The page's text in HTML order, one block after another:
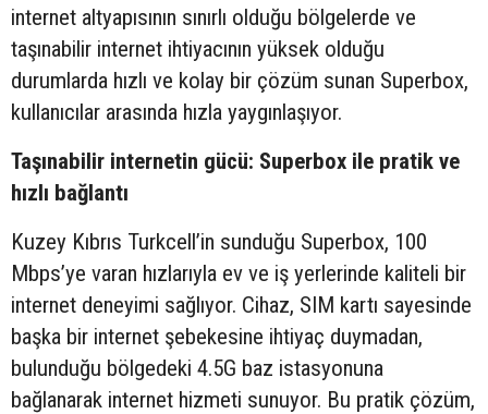
internet altyapısının sınırlı olduğu bölgelerde ve
taşınabilir internet ihtiyacının yüksek olduğu
durumlarda hızlı ve kolay bir çözüm sunan Superbox,
kullanıcılar arasında hızla yaygınlaşıyor.
Taşınabilir internetin gücü: Superbox ile pratik ve
hızlı bağlantı
Kuzey Kıbrıs Turkcell’in sunduğu Superbox, 100
Mbps’ye varan hızlarıyla ev ve iş yerlerinde kaliteli bir
internet deneyimi sağlıyor. Cihaz, SIM kartı sayesinde
başka bir internet şebekesine ihtiyaç duymadan,
bulunduğu bölgedeki 4.5G baz istasyonuna
bağlanarak internet hizmeti sunuyor. Bu pratik çözüm,